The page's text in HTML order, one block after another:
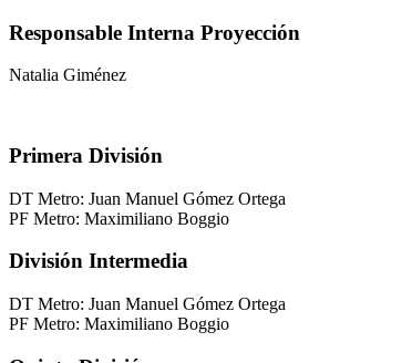
Responsable Interna Proyección
Natalia Giménez
Primera División
DT Metro: Juan Manuel Gómez Ortega
PF Metro: Maximiliano Boggio
División Intermedia
DT Metro: Juan Manuel Gómez Ortega
PF Metro: Maximiliano Boggio